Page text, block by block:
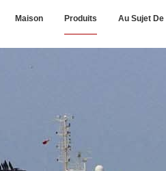
Maison Produits Au Sujet De